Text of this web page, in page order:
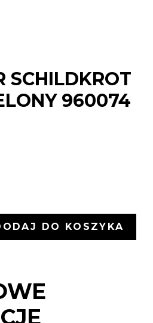
SCHILDKROT
960074
DO KOSZYKA